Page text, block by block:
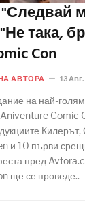
така,
Con
АВТОРА 13 Авг.
на най-
Comic
и 10 първи
пред
ще се проведе..